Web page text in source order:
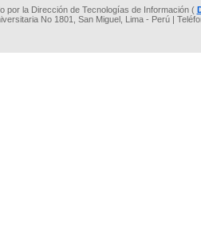
por la Dirección de Tecnologías de Información (
No 1801, San Miguel, Lima - Perú |